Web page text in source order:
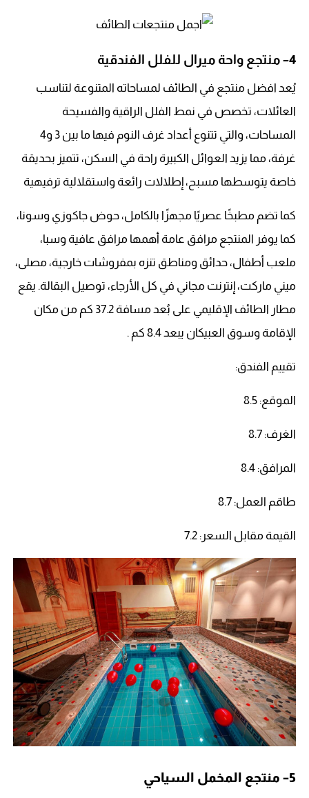
4– منتجع واحة ميرال للفلل الفندقية
يُعد افضل منتجع في الطائف لمساحاته المتنوعة لتناسب
العائلات، تخصص في نمط الفلل الراقية والفسيحة
المساحات، والتي تتنوع أعداد غرف النوم فيها ما بين 3 و4
غرفة، مما يزيد العوائل الكبيرة راحة في السكن، تتميز بحديقة
خاصة يتوسطها مسبح، إطلالات رائعة واستقلالية ترفيهية
كما تضم مطبخًا عصريًا مجهزًا بالكامل، حوض جاكوزي وسونا،
كما يوفر المنتجع مرافق عامة أهمها مرافق عافية وسبا،
ملعب أطفال، حدائق ومناطق تنزه بمفروشات خارجية، مصلى،
ميني ماركت، إنترنت مجاني في كل الأرجاء، توصيل البقالة. يقع
مطار الطائف الإقليمي على بُعد مسافة 37.2 كم من مكان
الإقامة وسوق العبيكان يبعد 8.4 كم .
تقييم الفندق:
الموقع: 8.5
الغرف: 8.7
المرافق: 8.4
طاقم العمل: 8.7
القيمة مقابل السعر: 7.2
5– منتجع المخمل السياحي